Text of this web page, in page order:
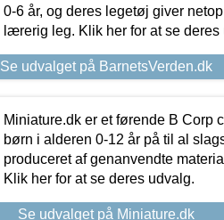
0-6 år, og deres legetøj giver
lærerig leg. Klik her for at se deres
Se udvalget på BarnetsVerden.dk
Miniature.dk er et førende B Corp
børn i alderen 0-12 år på til al
produceret af genanvendte
Klik her for at se deres udvalg.
Se udvalget på Miniature.dk